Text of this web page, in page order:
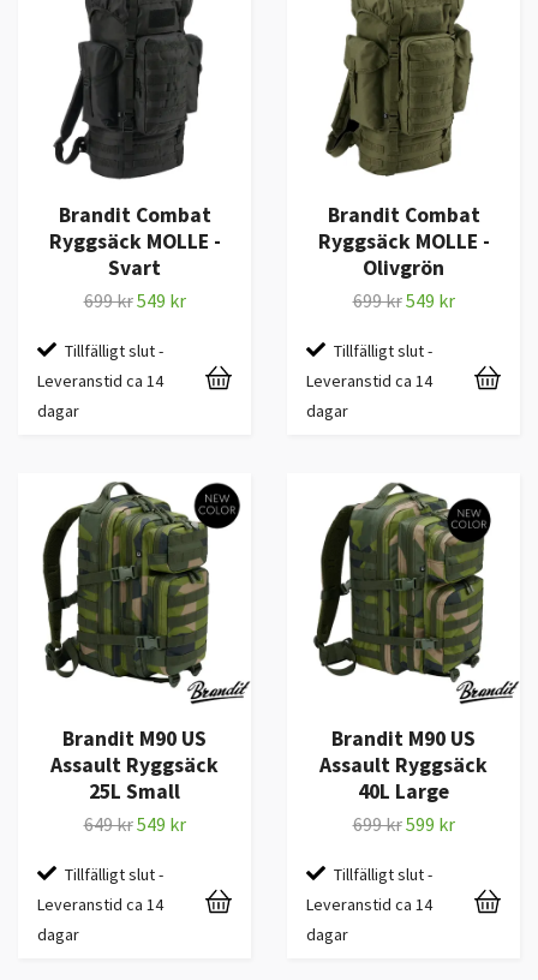
Brandit Combat
Ryggsäck MOLLE -
Svart
699 kr549 kr
Tillfälligt slut -
Leveranstid ca 14
dagar
Brandit Combat
Ryggsäck MOLLE -
Olivgrön
699 kr549 kr
Tillfälligt slut -
Leveranstid ca 14
dagar
Brandit M90 US
Assault Ryggsäck
25L Small
649 kr549 kr
Tillfälligt slut -
Leveranstid ca 14
dagar
Brandit M90 US
Assault Ryggsäck
40L Large
699 kr599 kr
Tillfälligt slut -
Leveranstid ca 14
dagar